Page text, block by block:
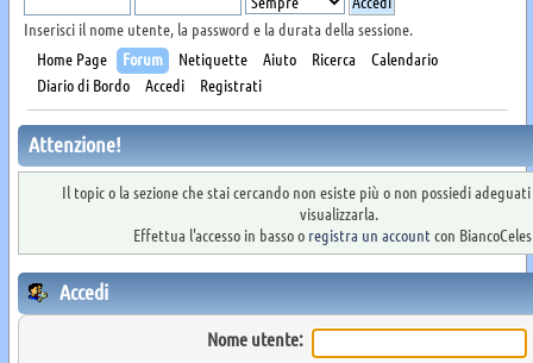
Inserisci il nome utente, la password e la durata della sessione.
Home Page
Forum Netiquette Aiuto Ricerca
Calendario
Diario di Bordo
Accedi Registrati
Attenzione!
Il topic o la sezione che stai cercando non esiste più o non possiedi
visualizzarla.
Effettua l'accesso in basso o registra un account con
Accedi
Nome utente: